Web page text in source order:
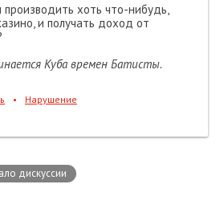
хоть что-нибудь,
и получать доход от
Куба времен Батисты.
• Нарушение
дискуссии